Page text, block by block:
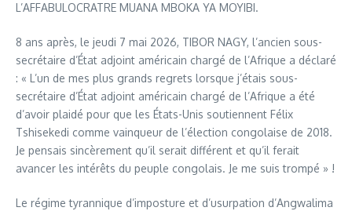
L’AFFABULOCRATRE MUANA MBOKA YA MOYIBI.
8 ans après, le jeudi 7 mai 2026, TIBOR NAGY, l’ancien sous-
secrétaire d’État adjoint américain chargé de l’Afrique a déclaré
: « L’un de mes plus grands regrets lorsque j’étais sous-
secrétaire d’État adjoint américain chargé de l’Afrique a été
d’avoir plaidé pour que les États-Unis soutiennent Félix
Tshisekedi comme vainqueur de l’élection congolaise de 2018.
Je pensais sincèrement qu’il serait différent et qu’il ferait
avancer les intérêts du peuple congolais. Je me suis trompé » !
Le régime tyrannique d’imposture et d’usurpation d’Angwalima